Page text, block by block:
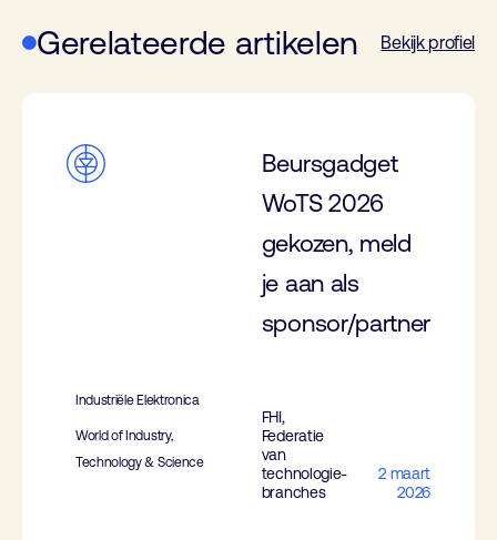
Gerelateerde artikelen Bekijk profiel
Beursgadget
WoTS 2026
gekozen, meld
je aan als
sponsor/partner
Industriële Elektronica
World of Industry,
Technology & Science
FHI,
Federatie
van
technologie-
branches
2 maart
2026